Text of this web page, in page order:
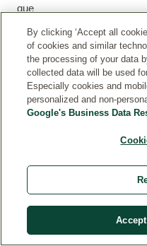
que
producto
(por
ejemplo,
participando
en
del
Pr
ue
By clicking ‘Accept all
of cookies and similar
the processing of your data
collected data will be used
Especially cookies and
personalized and non-
Google's Business Data